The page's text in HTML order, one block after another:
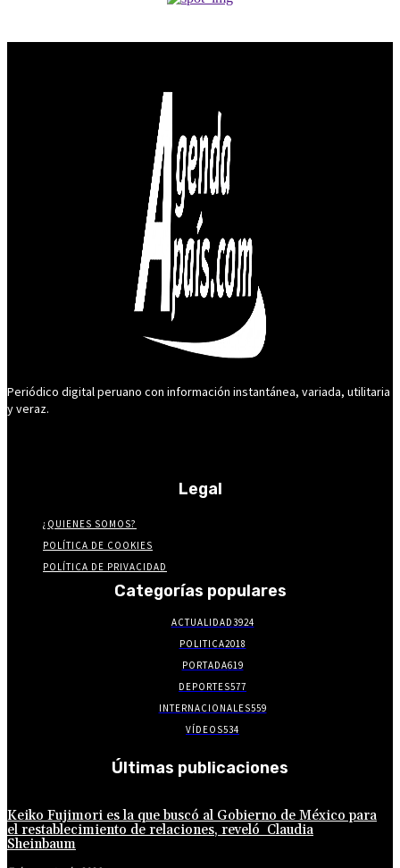
Periódico digital peruano con información instantánea, variada, utilitaria
y veraz.
Legal
¿QUIENES SOMOS?
POLÍTICA DE COOKIES
POLÍTICA DE PRIVACIDAD
Categorías populares
ACTUALIDAD3924
POLITICA2018
PORTADA619
DEPORTES577
INTERNACIONALES559
VÍDEOS534
Últimas publicaciones
Keiko Fujimori es la que buscó al Gobierno de México para
el restablecimiento de relaciones, reveló Claudia
Sheinbaum